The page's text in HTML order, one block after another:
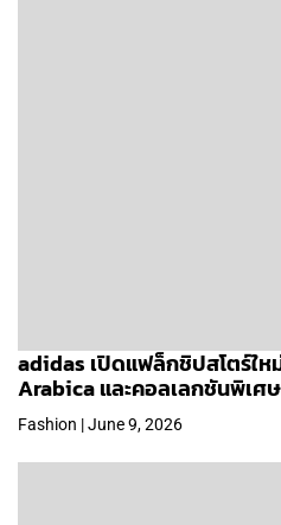
adidas เปิดแฟล็กชิปสโตร์ใ
Arabica และคอลเลกชันพิเศษ
Fashion | June 9, 2026